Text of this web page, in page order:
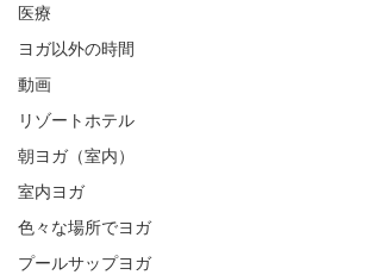
医療
ヨガ以外の時間
動画
リゾートホテル
朝ヨガ（室内）
室内ヨガ
色々な場所でヨガ
プールサップヨガ